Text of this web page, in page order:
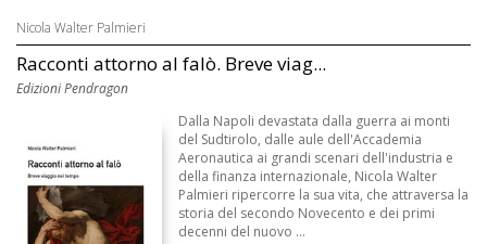
Nicola Walter Palmieri
Racconti attorno al falò. Breve viag...
Edizioni Pendragon
Dalla Napoli devastata dalla guerra ai monti
del Sudtirolo, dalle aule dell'Accademia
Aeronautica ai grandi scenari dell'industria e
della finanza internazionale, Nicola Walter
Palmieri ripercorre la sua vita, che attraversa la
storia del secondo Novecento e dei primi
decenni del nuovo ...